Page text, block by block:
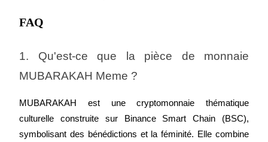
FAQ
1. Qu'est-ce que la pièce de monnaie
MUBARAKAH Meme ?
MUBARAKAH est une cryptomonnaie thématique
culturelle construite sur Binance Smart Chain (BSC),
symbolisant des bénédictions et la féminité. Elle combine